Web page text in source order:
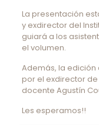
La presentación
y exdirector del
guiará a los
el volumen.
Además, la
por el exdirector de
docente Agustín
Les esperamos!!